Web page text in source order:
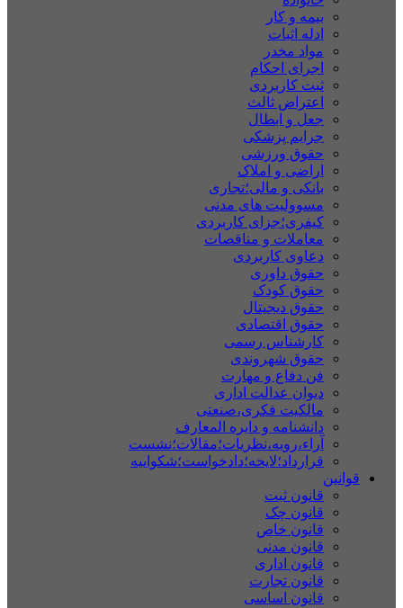
بیمه و کار
ادله اثبات
مواد مخدر
اجرای احکام
ثبت کاربردی
اعتراض ثالث
جعل و ابطال
جرایم پزشکی
حقوق ورزشی
اراضی و املاک
بانکی و مالی؛تجاری
مسوولیت های مدنی
کیفری؛جزای کاربردی
معاملات و مناقصات
دعاوی کاربردی
حقوق داوری
حقوق کودک
حقوق دیجیتال
حقوق اقتصادی
کارشناس رسمی
حقوق شهروندی
فن دفاع و مهارت
دیوان عدالت اداری
مالکیت فکری،صنعتی
دانشنامه و دایره المعارف
آراء،رویه،نظریات؛مقالات؛نشست
قرارداد؛لایحه؛دادخواست؛شکواییه
قوانین
قانون ثبت
قانون چک
قانون خاص
قانون مدنی
قانون اداری
قانون تجارت
قانون اساسی